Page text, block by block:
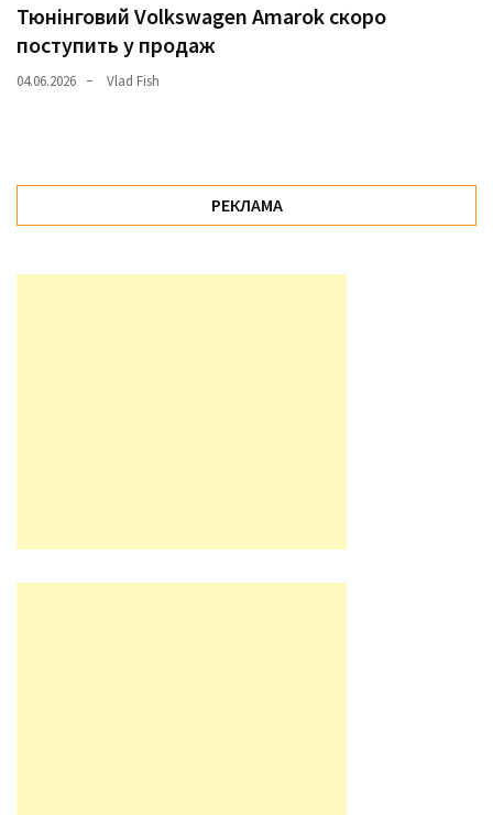
Тюнінговий Volkswagen Amarok скоро
поступить у продаж
04.06.2026 Vlad Fish
РЕКЛАМА